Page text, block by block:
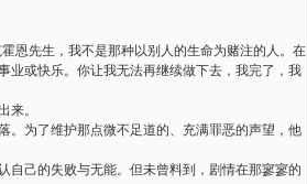
恩先生，我不是那种以别人的生命为赌注的人。在
业或快乐。你让我无法再继续做下去，我完了，我
来。
。为了维护那点微不足道的、充满罪恶的声望，他
自己的失败与无能。但未曾料到，剧情在那寥寥的